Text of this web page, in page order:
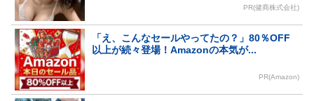
PR(健商株式会社)
「え、こんなセールやってたの？」80％OFF
以上が続々登場！Amazonの本気が...
PR(Amazon)